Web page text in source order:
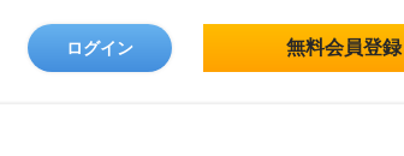
ログイン 無料会員登録